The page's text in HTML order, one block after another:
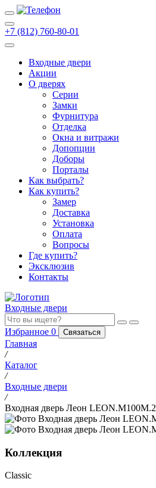
+7 (812) 760-80-01
Входные двери
Акции
О дверях
Cерии
Замки
Фурнитура
Отделка
Окна и витражи
Допопции
Доборы
Порталы
Как выбрать?
Как купить?
Замер
Доставка
Установка
Оплата
Вопросы
Где купить?
Эксклюзив
Контакты
Входные двери
Избранное 0 Связаться
Главная
/
Каталог
/
Входные двери
/
Входная дверь Леон LEON.M100M.2
Коллекция
Classic